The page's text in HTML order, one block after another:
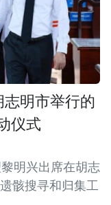
明市举行的
仪式
明兴出席在胡志
骸搜寻和归集工